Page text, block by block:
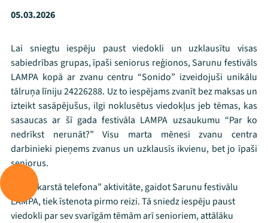
05.03.2026
Lai sniegtu iespēju paust viedokli un uzklausītu visas
sabiedrības grupas, īpaši seniorus reģionos, Sarunu festivāls
LAMPA kopā ar zvanu centru “Sonido” izveidojuši unikālu
tālruņa līniju 24226288. Uz to iespējams zvanīt bez maksas un
izteikt sasāpējušus, ilgi noklusētus viedokļus jeb tēmas, kas
sasaucas ar šī gada festivāla LAMPA uzsaukumu “Par ko
nedrīkst nerunāt?” Visu marta mēnesi zvanu centra
darbinieki pieņems zvanus un uzklausīs ikvienu, bet jo īpaši
seniorus.
Šāda “karstā telefona” aktivitāte, gaidot Sarunu festivālu
LAMPA, tiek īstenota pirmo reizi. Tā sniedz iespēju paust
viedokli par sev svarīgām tēmām arī senioriem, attālāku